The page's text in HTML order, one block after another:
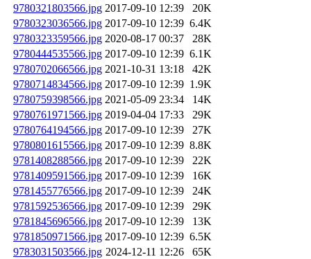
9780321803566.jpg 2017-09-10 12:39
20K
9780323036566.jpg 2017-09-10 12:39 6.4K
9780323359566.jpg 2020-08-17 00:37
28K
9780444535566.jpg 2017-09-10 12:39 6.1K
9780702066566.jpg 2021-10-31 13:18
42K
9780714834566.jpg 2017-09-10 12:39 1.9K
9780759398566.jpg 2021-05-09 23:34
14K
9780761971566.jpg 2019-04-04 17:33
29K
9780764194566.jpg 2017-09-10 12:39
27K
9780801615566.jpg 2017-09-10 12:39 8.8K
9781408288566.jpg 2017-09-10 12:39
22K
9781409591566.jpg 2017-09-10 12:39
16K
9781455776566.jpg 2017-09-10 12:39
24K
9781592536566.jpg 2017-09-10 12:39
29K
9781845696566.jpg 2017-09-10 12:39
13K
9781850971566.jpg 2017-09-10 12:39 6.5K
9783031503566.jpg 2024-12-11 12:26
65K